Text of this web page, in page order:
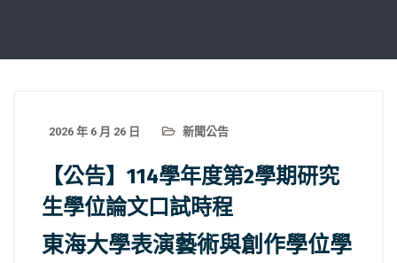
2026 年 6 月 26 日 新聞公告
【公告】114學年度第2學期研究
生學位論文口試時程
東海大學表演藝術與創作學位學